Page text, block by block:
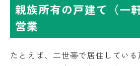
親族所有の戸建て（一
営業
たとえば、二世帯で居住してい